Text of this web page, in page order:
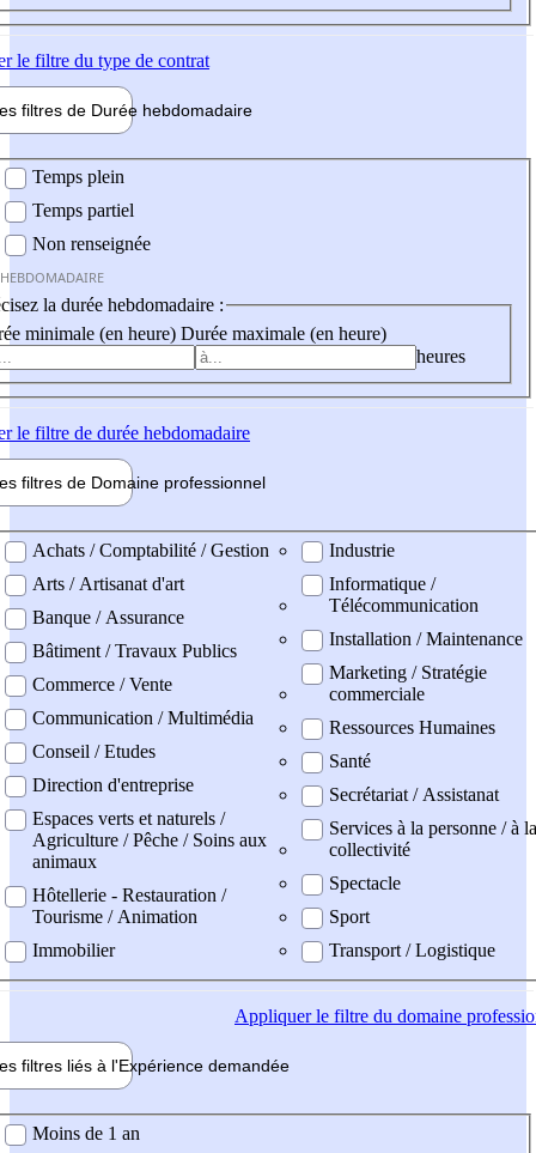
le filtre du type de contrat
filtres de Durée hebdomadaire
Temps plein
Temps partiel
Non renseignée
la durée hebdomadaire :
minimale (en heure) Durée maximale (en heure)
heures
le filtre de durée hebdomadaire
filtres de Domaine professionnel
professionel
Achats / Comptabilité / Gestion
Arts / Artisanat d'art
Banque / Assurance
Bâtiment / Travaux Publics
Commerce / Vente
Communication / Multimédia
Conseil / Etudes
Direction d'entreprise
Espaces verts et naturels /
Agriculture / Pêche / Soins aux
animaux
Hôtellerie - Restauration /
Tourisme / Animation
Immobilier
Industrie
Informatique /
Télécommunication
Installation / Maintenance
Marketing / Stratégie
commerciale
Ressources Humaines
Santé
Secrétariat / Assistanat
Services à la personne / à la
collectivité
Spectacle
Sport
Transport / Logistique
Appliquerle filtre du domaine
filtres liés à l'Expérience demandée
demandée
Moins de 1 an